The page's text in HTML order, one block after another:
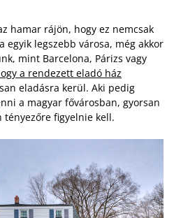
hamar rájön, hogy ez nemcsak
egyik legszebb városa, még akkor
mint Barcelona, Párizs vagy
a rendezett eladó ház
eladásra kerül. Aki pedig
a magyar fővárosban, gyorsan
figyelnie kell.